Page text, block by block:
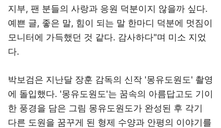
지부, 팬 분들의 사랑과 응원 덕분이지 않을까 싶다.
예쁜 글, 좋은 말, 힘이 되는 말 한마디 덕분에 멋짐이
모니터에 가득했던 것 같다. 감사하다"며 미소 지었
다.
박보검은 지난달 장훈 감독의 신작 '몽유도원도' 촬영
에 돌입했다. '몽유도원도'는 꿈속의 아름답고도 기이
한 풍경을 담은 그림 몽유도원도가 완성된 후 각기
다른 도원을 꿈꾸게 된 형제 수양과 안평의 이야기를